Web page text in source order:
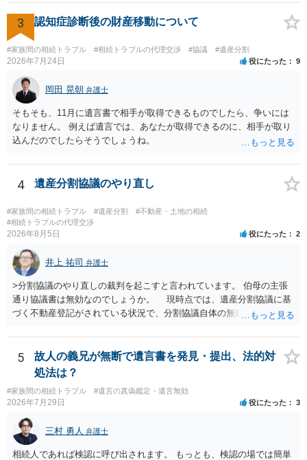
された書類のコピーを取得して、弁護士に面談で詳しい事情を話して
相談 されたら良いと思います。
3 認知症診断後の財産移動について
#家族間の相続トラブル #相続トラブルの代理交渉 #協議 #遺産分割
2026年7月24日 役にたった 9
岡田 晃朝 弁護士
そもそも、11月に遺言書で相手が取得できるものでしたら、争いには
なりません。 例えば遺言では、あなたが取得できるのに、相手が取り
込んだのでしたらそうでしょうね。
4 遺産分割協議のやり直し
#家族間の相続トラブル #遺産分割
#不動産・土地の相続
#相続トラブルの代理交渉
2026年8月5日 役にたった 2
井上 祐司 弁護士
>分割協議のやり直しの裁判を起こすと言われています。 伯母の主張
通り協議書は無効なのでしょうか。 現時点では、遺産分割協議に基
づく不動産登記がされている状況で、分割協議自体の無効を裁判所が
方の訴訟の主張及び立証次第ですが、 ・御祖母様の認知能力に関する
医師の意見書、筆跡鑑定 が提出されればその効力が否定される可能性
はありますが、 ・伯母様自身が分割協議に加わっていること ・御祖母
様の意に反する遺産分割協議を行う実益が誰にあったかの立証が困難
であること からすると、実際に遺産分割協議の効力が否定される可能
性はそれほど高くない（立証のハードルは非常に高い）ということが
言えると思います。
5
故人の義兄が無断で遺言書を発見・提出、法的対
処法は？
#家族間の相続トラブル #遺言の真偽鑑定・遺言無効
2026年7月29日 役にたった 3
三村 勇人 弁護士
相続人であれば検認に呼び出されます。 もっとも、検認の場では簡単